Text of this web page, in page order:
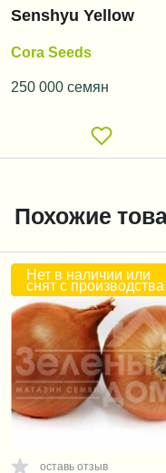
Senshyu Yellow
Cora Seeds
250 000 семян
Похожие
Нет в наличии или
снят с производства
оставь отзыв